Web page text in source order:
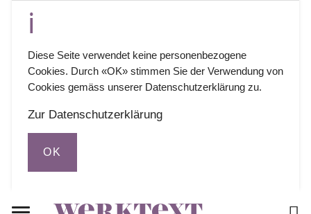
Diese Seite verwendet keine personenbezogene
Cookies. Durch «OK» stimmen Sie der Verwendung von
Cookies gemäss unserer Datenschutzerklärung zu.
Zur Datenschutzerklärung
OK